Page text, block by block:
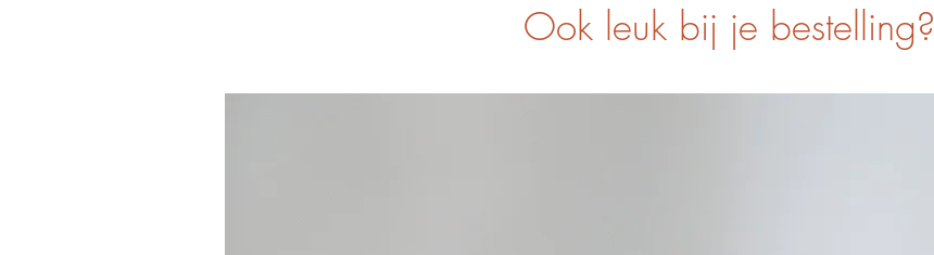
Ook leuk bij je bestelling?